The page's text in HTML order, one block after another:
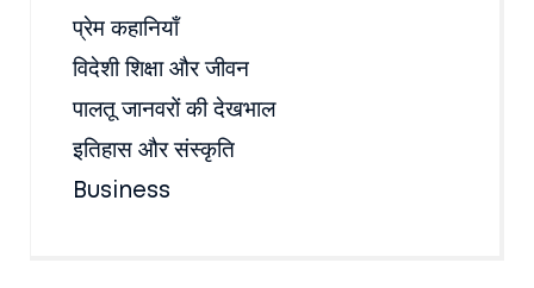
प्रेम कहानियाँ
विदेशी शिक्षा और जीवन
पालतू जानवरों की देखभाल
इतिहास और संस्कृति
Business